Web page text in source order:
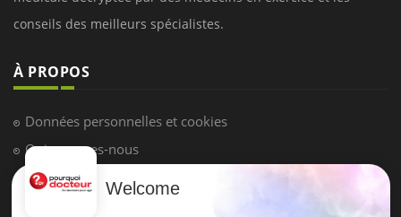
conseils des meilleurs spécialistes.
À PROPOS
Données personnelles et cookies
Qui sommes-nous
Conditions d'utilisation
Welcome